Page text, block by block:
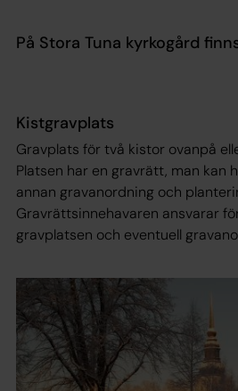
På Stora Tuna kyrkogård
Kistgravplats
Gravplats för två kistor ovanpå
Platsen har en gravrätt, man kan
annan gravanordning och
Gravrättsinnehavaren ansvarar
gravplatsen och eventuell